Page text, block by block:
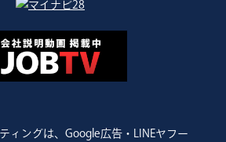
ィングは、Google広告・LINEヤフー